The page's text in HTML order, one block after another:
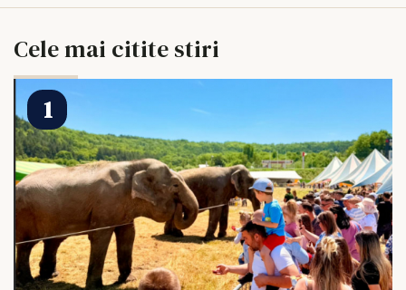
Cele mai citite stiri